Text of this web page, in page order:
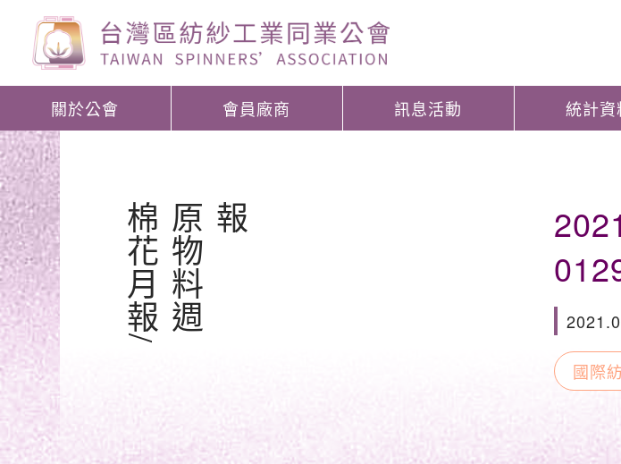
關於公會 會員廠商 訊息活動 統計資
棉
花
月
報
/
原
物
料
週
報
國際